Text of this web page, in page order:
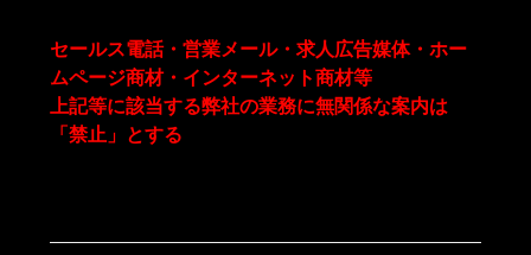
セールス電話・営業メール・求人広告媒体・ホー
ムページ商材・インターネット商材等
上記等に該当する弊社の業務に無関係な案内は
「禁止」とする